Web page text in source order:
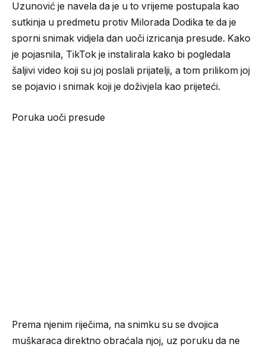
Uzunović je navela da je u to vrijeme postupala kao
sutkinja u predmetu protiv Milorada Dodika te da je
sporni snimak vidjela dan uoči izricanja presude. Kako
je pojasnila, TikTok je instalirala kako bi pogledala
šaljivi video koji su joj poslali prijatelji, a tom prilikom joj
se pojavio i snimak koji je doživjela kao prijeteći.
Poruka uoči presude
Prema njenim riječima, na snimku su se dvojica
muškaraca direktno obraćala njoj, uz poruku da ne